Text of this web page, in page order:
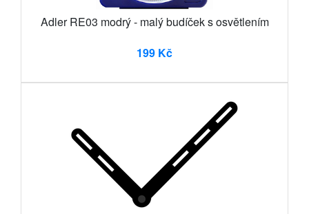
Adler RE03 modrý - malý budíček s osvětlením
199 Kč